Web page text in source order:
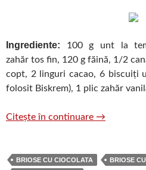
Ingrediente: 100 g unt la
zahăr tos fin, 120 g făină, 1/2
copt, 2 linguri cacao, 6 biscuiți
folosit Biskrem), 1 plic zahăr
Citește în continuare Brioșe cu
→
BRIOSE CU CIOCOLATA
BRIOSE